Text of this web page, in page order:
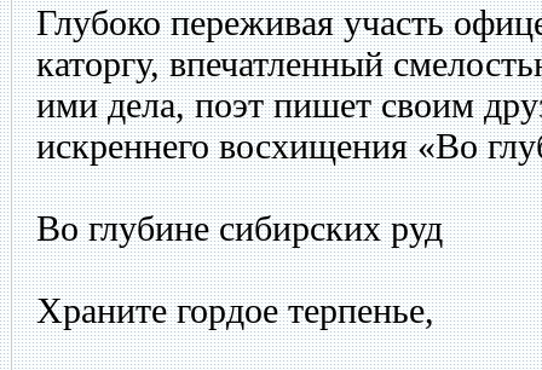
Глубоко переживая участь
каторгу, впечатленный
ими дела, поэт пишет своим
искреннего восхищения «Во
Во глубине сибирских руд
Храните гордое терпенье,